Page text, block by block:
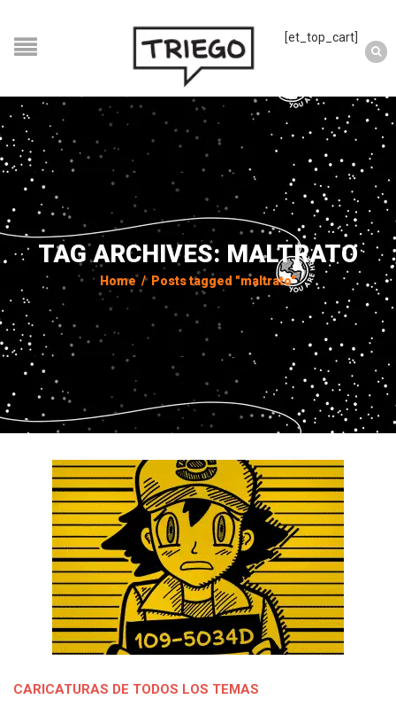
[et_top_cart]
TAG ARCHIVES: MALTRATO
Home / Posts tagged "maltrato"
CARICATURAS DE TODOS LOS TEMAS